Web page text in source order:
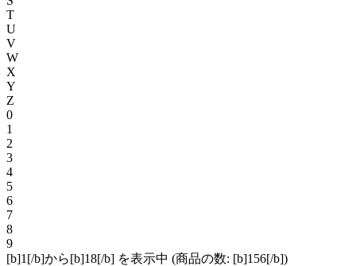
T
U
V
W
X
Y
Z
0
1
2
3
4
5
6
7
8
9
[b]1[/b]から[b]18[/b] を表示中 (商品の数: [b]156[/b])